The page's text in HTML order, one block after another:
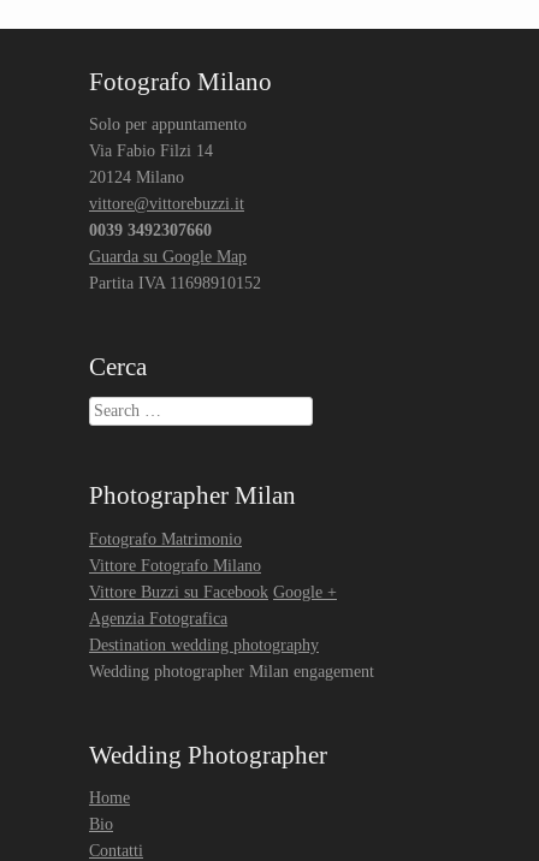
Fotografo Milano
Solo per appuntamento
Via Fabio Filzi 14
20124 Milano
vittore@vittorebuzzi.it
0039 3492307660
Guarda su Google Map
Partita IVA 11698910152
Cerca
Search
Photographer Milan
Fotografo Matrimonio
Vittore Fotografo Milano
Vittore Buzzi su Facebook Google +
Agenzia Fotografica
Destination wedding photography
Wedding photographer Milan engagement
Wedding Photographer
Home
Bio
Contatti